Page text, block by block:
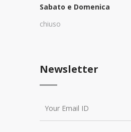
Sabato e Domenica
chiuso
Newsletter